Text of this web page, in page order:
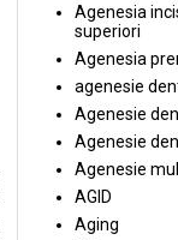
Agenesia
superiori
Agenesia
agenesie
Agenesie
Agenesie
Agenesie
AGID
Aging